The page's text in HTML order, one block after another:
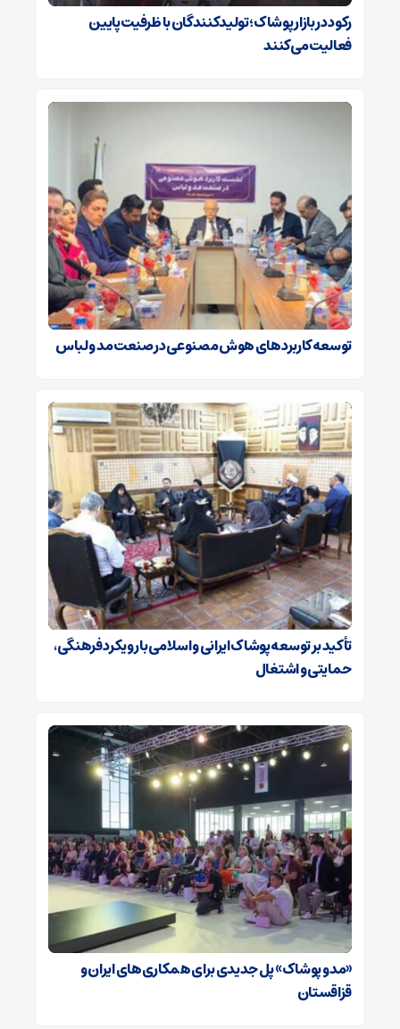
رکود در بازار پوشاک؛ تولیدکنندگان با ظرفیت پایین
فعالیت می‌کنند
توسعه کاربردهای هوش مصنوعی در صنعت مد و لباس
تأکید بر توسعه پوشاک ایرانی و اسلامی با رویکرد فرهنگی،
حمایتی و اشتغال
«مد و پوشاک» پل جدیدی برای همکاری‌های ایران و
قزاقستان